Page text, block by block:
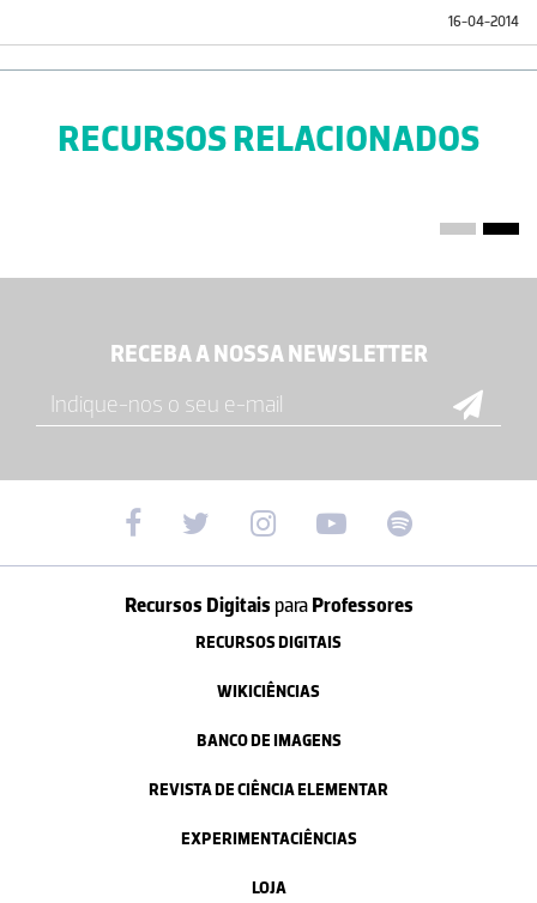
16-04-2014
RECURSOS RELACIONADOS
RECEBA A NOSSA NEWSLETTER
Recursos Digitais paraProfessores
RECURSOS DIGITAIS
WIKICIÊNCIAS
BANCO DE IMAGENS
REVISTA DE CIÊNCIA ELEMENTAR
EXPERIMENTACIÊNCIAS
LOJA